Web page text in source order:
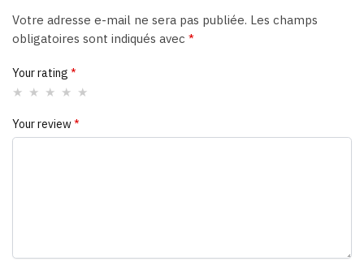
Votre adresse e-mail ne sera pas publiée. Les champs
obligatoires sont indiqués avec *
Your rating *
Your review*